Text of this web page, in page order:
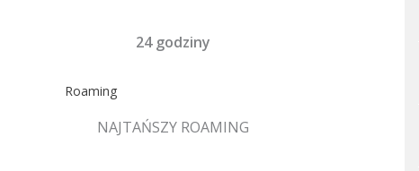
24 godziny
Roaming
NAJTAŃSZY ROAMING